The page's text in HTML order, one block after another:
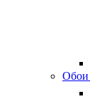
Обои